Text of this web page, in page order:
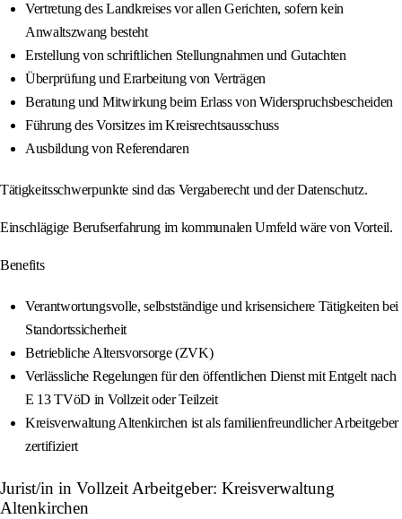
Vertretung des Landkreises vor allen Gerichten, sofern kein
Anwaltszwang besteht
Erstellung von schriftlichen Stellungnahmen und Gutachten
Überprüfung und Erarbeitung von Verträgen
Beratung und Mitwirkung beim Erlass von Widerspruchsbescheiden
Führung des Vorsitzes im Kreisrechtsausschuss
Ausbildung von Referendaren
Tätigkeitsschwerpunkte sind das Vergaberecht und der Datenschutz.
Einschlägige Berufserfahrung im kommunalen Umfeld wäre von Vorteil.
Benefits
Verantwortungsvolle, selbstständige und krisensichere Tätigkeiten bei
Standortssicherheit
Betriebliche Altersvorsorge (ZVK)
Verlässliche Regelungen für den öffentlichen Dienst mit Entgelt nach
E 13 TVöD in Vollzeit oder Teilzeit
Kreisverwaltung Altenkirchen ist als familienfreundlicher Arbeitgeber
zertifiziert
Jurist/in in Vollzeit Arbeitgeber: Kreisverwaltung
Altenkirchen